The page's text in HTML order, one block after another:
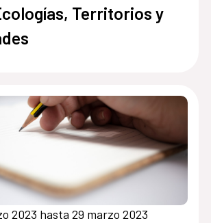
Territorios y
2023 hasta 29 marzo 2023